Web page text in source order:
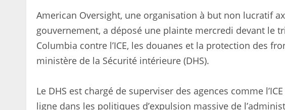
American Oversight, une organisation à but non lucratif
gouvernement, a déposé une plainte mercredi devant le
Columbia contre l’ICE, les douanes et la protection des
ministère de la Sécurité intérieure (DHS).
Le DHS est chargé de superviser des agences comme
ligne dans les politiques d’expulsion massive de